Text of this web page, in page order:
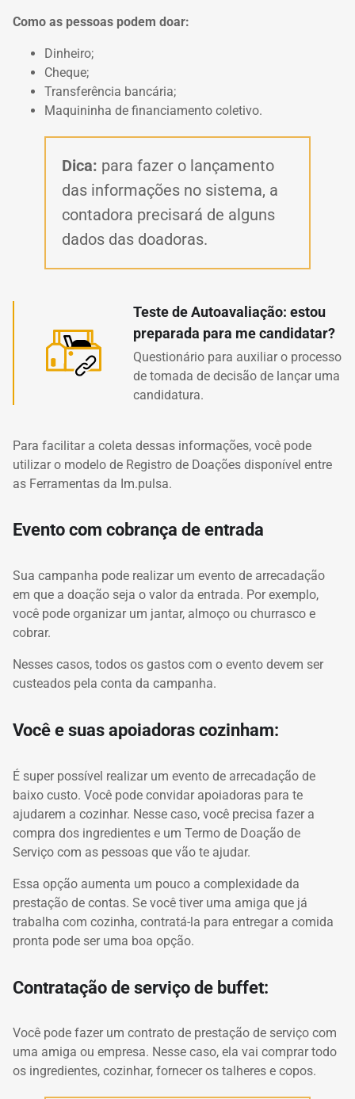
Como as pessoas podem doar:
Dinheiro;
Cheque;
Transferência bancária;
Maquininha de financiamento coletivo.
Dica: para fazer o lançamento
das informações no sistema, a
contadora precisará de alguns
dados das doadoras.
Teste de Autoavaliação: estou
preparada para me candidatar?
Questionário para auxiliar o processo
de tomada de decisão de lançar uma
candidatura.
Para facilitar a coleta dessas informações, você pode
utilizar o modelo de Registro de Doações disponível entre
as Ferramentas da Im.pulsa.
Evento com cobrança de entrada
Sua campanha pode realizar um evento de arrecadação
em que a doação seja o valor da entrada. Por exemplo,
você pode organizar um jantar, almoço ou churrasco e
cobrar.
Nesses casos, todos os gastos com o evento devem ser
custeados pela conta da campanha.
Você e suas apoiadoras cozinham:
É super possível realizar um evento de arrecadação de
baixo custo. Você pode convidar apoiadoras para te
ajudarem a cozinhar. Nesse caso, você precisa fazer a
compra dos ingredientes e um Termo de Doação de
Serviço com as pessoas que vão te ajudar.
Essa opção aumenta um pouco a complexidade da
prestação de contas. Se você tiver uma amiga que já
trabalha com cozinha, contratá-la para entregar a comida
pronta pode ser uma boa opção.
Contratação de serviço de buffet:
Você pode fazer um contrato de prestação de serviço com
uma amiga ou empresa. Nesse caso, ela vai comprar todo
os ingredientes, cozinhar, fornecer os talheres e copos.